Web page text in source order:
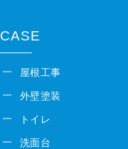
CASE
屋根工事
外壁塗装
トイレ
洗面台